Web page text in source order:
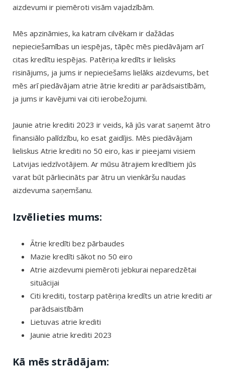
aizdevumi ir piemēroti visām vajadzībām.
Mēs apzināmies, ka katram cilvēkam ir dažādas
nepieciešamības un iespējas, tāpēc mēs piedāvājam arī
citas kredītu iespējas. Patēriņa kredīts ir lielisks
risinājums, ja jums ir nepieciešams lielāks aizdevums, bet
mēs arī piedāvājam atrie ātrie krediti ar parādsaistībām,
ja jums ir kavējumi vai citi ierobežojumi.
Jaunie atrie krediti 2023 ir veids, kā jūs varat saņemt ātro
finansiālo palīdzību, ko esat gaidījis. Mēs piedāvājam
lieliskus Atrie krediti no 50 eiro, kas ir pieejami visiem
Latvijas iedzīvotājiem. Ar mūsu ātrajiem kredītiem jūs
varat būt pārliecināts par ātru un vienkāršu naudas
aizdevuma saņemšanu.
Izvēlieties mums:
Ātrie kredīti bez pārbaudes
Mazie kredīti sākot no 50 eiro
Atrie aizdevumi piemēroti jebkurai neparedzētai
situācijai
Citi krediti, tostarp patēriņa kredīts un atrie krediti ar
parādsaistībām
Lietuvas atrie krediti
Jaunie atrie krediti 2023
Kā mēs strādājam: